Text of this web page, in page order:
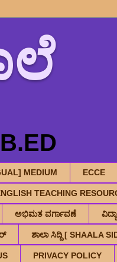
MEDIUM ECCE
TEACHING
ಅಭಿಮತ ವರ್ಗಾವಣೆ
ಶಾಲಾ ಸಿದ್ದಿ [ SHAALA
PRIVACY POLICY